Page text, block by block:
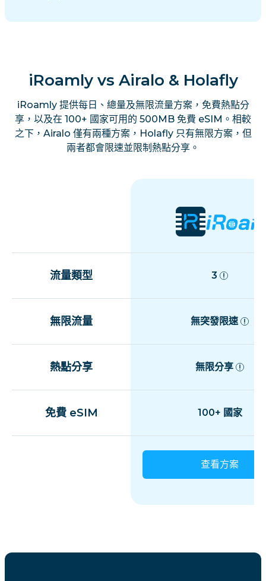
iRoamly vs Airalo & Holafly
iRoamly 提供每日、總量及無限流量方案，免費熱點分
享，以及在 100+ 國家可用的 500MB 免費 eSIM。相較
之下，Airalo 僅有兩種方案，Holafly 只有無限方案，但
兩者都會限速並限制熱點分享。
流量類型 3
無限流量 無突發限速
熱點分享 無限分享
免費 eSIM 100+ 國家
查看方案